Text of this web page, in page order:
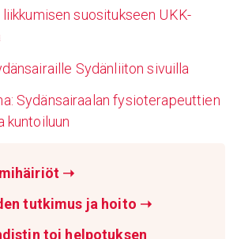
suositukseen UKK-
Sydänliiton sivuilla
Sydänsairaalan fysioterapeuttien
kuntoiluun
➝
tutkimus ja hoito ➝
toi helpotuksen